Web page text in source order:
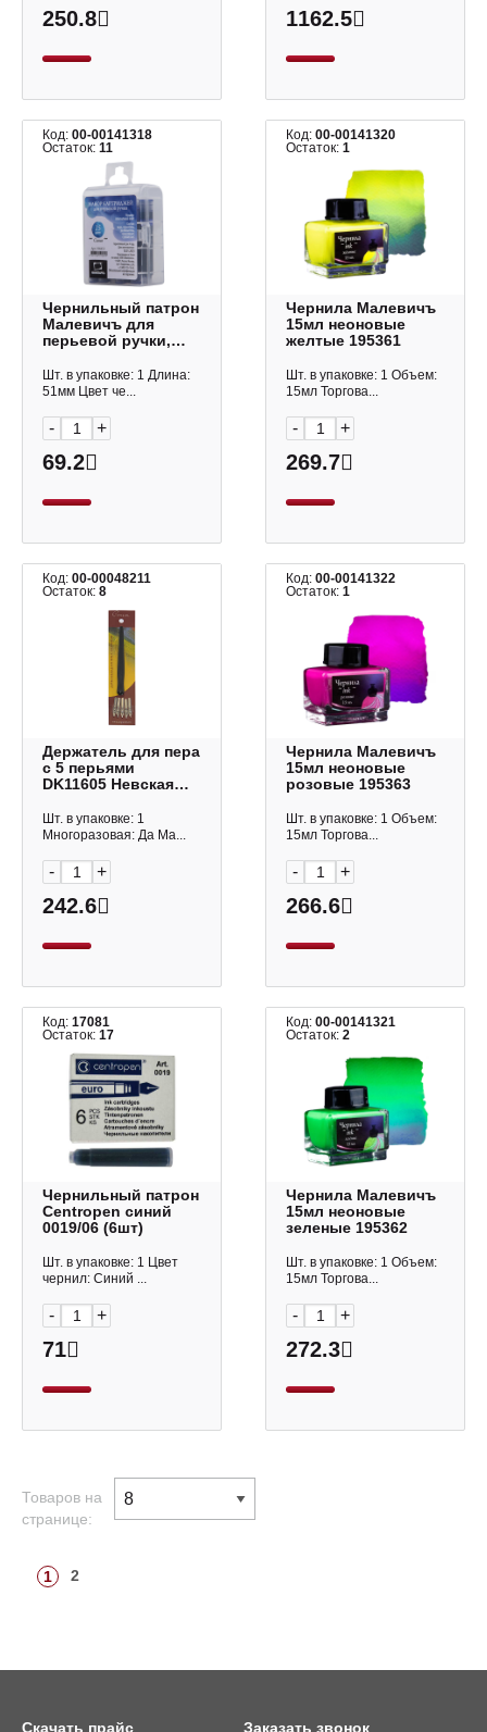
250.8 1162.5
Код: 00-00141318
Остаток: 11
Чернильный патрон
Малевичъ для
перьевой ручки,
Шт. в упаковке: 1 Длина:
51мм Цвет че...
- +
69.2
Код:00-00141320
Остаток:1
Чернила Малевичъ
15мл неоновые
желтые 195361
Шт. в упаковке: 1 Объем:
15мл Торгова...
- +
269.7
Код: 00-00048211
Остаток: 8
Держатель для пера
с 5 перьями
DK11605 Невская
Шт. в упаковке: 1
Многоразовая: Да Ма...
- +
242.6
Код:00-00141322
Остаток:1
Чернила Малевичъ
15мл неоновые
розовые 195363
Шт. в упаковке: 1 Объем:
15мл Торгова...
- +
266.6
Код: 17081
Остаток: 17
Чернильный патрон
Centropen синий
0019/06 (6шт)
Шт. в упаковке: 1 Цвет
чернил: Синий ...
- +
71
Код:00-00141321
Остаток:2
Чернила Малевичъ
15мл неоновые
зеленые 195362
Шт. в упаковке: 1 Объем:
15мл Торгова...
- +
272.3
Товаров на
странице:
1 2
Заказать звонок
Скачать прайс